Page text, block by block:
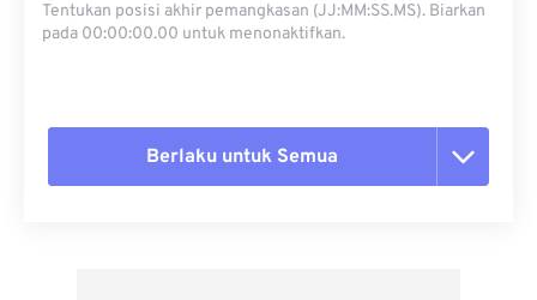
Tentukan posisi akhir pemangkasan (JJ:MM:SS.MS). Biarkan
pada 00:00:00.00 untuk menonaktifkan.
Berlaku untuk Semua